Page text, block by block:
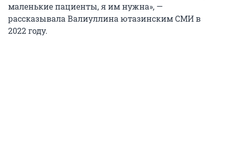
маленькие пациенты, я им нужна», —
рассказывала Валиуллина ютазинским СМИ в
2022 году.